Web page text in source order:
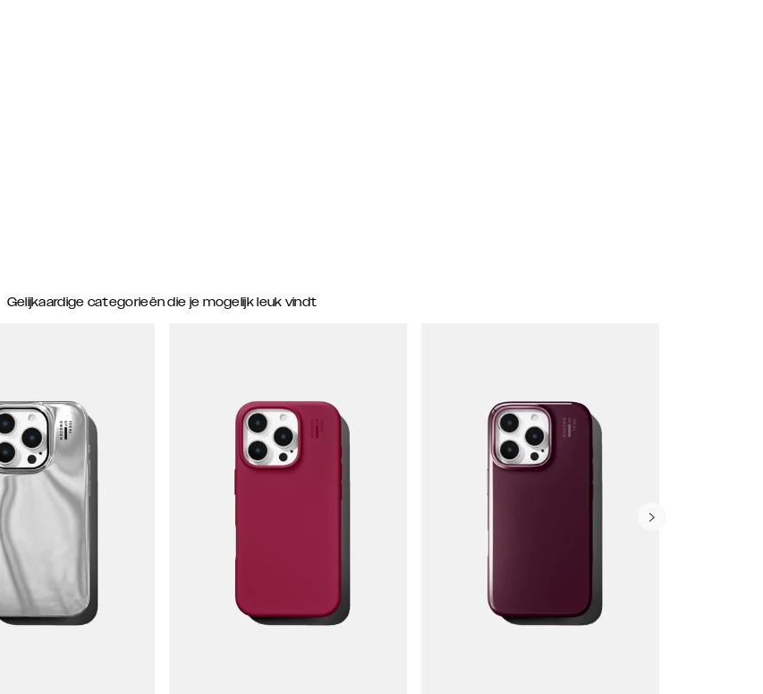
Gelijkaardige categorieën die je mogelijk leuk vindt